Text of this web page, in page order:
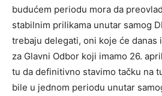
budućem periodu mora da
stabilnim prilikama unutar samog
trebaju delegati, oni koje će danas
za Glavni Odbor koji imamo 26.
tu da definitivno stavimo tačku na
bile u jednom periodu unutar